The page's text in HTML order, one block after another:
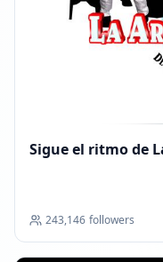
Sigue el ritmo de
243,146 followers